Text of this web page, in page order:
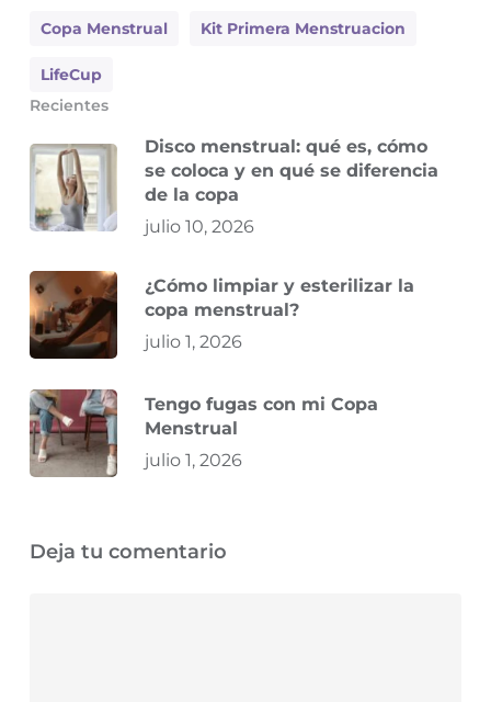
Copa Menstrual Kit Primera Menstruacion
LifeCup
Recientes
Disco menstrual: qué es, cómo
se coloca y en qué se diferencia
de la copa
julio 10, 2026
¿Cómo limpiar y esterilizar la
copa menstrual?
julio 1, 2026
Tengo fugas con mi Copa
Menstrual
julio 1, 2026
Deja tu comentario